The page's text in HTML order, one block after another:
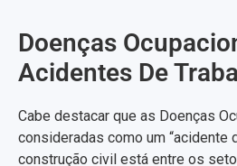
Doenças
Acidentes De
Cabe destacar que as Doenças
consideradas como um “acidente
construção civil está entre os